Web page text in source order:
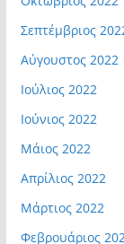
Σεπτέμβριος
Αύγουστος 2022
Ιούλιος 2022
Ιούνιος 2022
Μάιος 2022
Απρίλιος 2022
Μάρτιος 2022
Φεβρουάριος